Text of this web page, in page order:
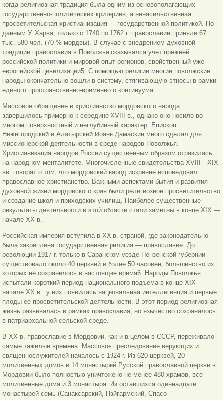
когда религиозная традиция была одним из основополагающих
государственно-политических критериев, а ненасильственная
просветительская христианизация — государственной политикой. По
данным У. Харва, только с 1740 по 1762 г. православие приняли 67
тыс. 580 чел. (70 % мордвы). В случае с внедрением духовной
традиции православия в Поволжье сказывался учет прежней
российской политики и мировой опыт регионов, свойственный уже
европейской цивилизации5. С помощью религии многие поволжские
народы окончательно вошли в систему, стягивающую этносы в рамки
единого пространственно-временного континуума.
Массовое обращение в христианство мордовского народа
завершилось примерно к середине XVIII в., однако оно носило во
многом поверхностный и неглубинный характер. Епископ
Нижегородский и Алатырский Иоанн Дамаскин много сделал для
миссионерской деятельности в среде народов Поволжья.
Христианизация народов России существенным образом отразилась
на народном менталитете. Многочисленные свидетельства XVIII—XIX
вв. говорят о том, что мордовский народ искренне исповедовал
православное христианство. Важными аспектами бытия и развития
духовной жизни мордовского края были религиозное просветительство
и создание школ и приходских училищ. Наиболее существенные
результаты деятельности в этой области стали заметны в конце XIX —
начале XX в.
Российская империя вступила в XX в. страной, где законодательно
была закреплена государственная религия — православие. До
революции 1917 г. только в Саранском уезде Пензенской губернии
существовало около 40 церквей и более 50 часовен, большинство из
которых не сохранилось в настоящее время6. Народы Поволжья
испытали короткий период национального подъема в конце XIX —
начале XX в.: у них появилась национальная интеллигенция и первые
плоды ее просветительской деятельности. В этот период религиозная
жизнь развивалась в рамках православия, но язычество сохранялось
в патриархальной сельской среде.
В XX в. православие в Мордовии, как и в целом в СССР, переживало
самые тяжелые времена. Массовое преследование верующих и
священнослужителей началось с 1924 г. Из 620 церквей, 20
молитвенных домов и 14 монастырей Русской православной церкви в
Мордовии было полностью уничтожено не менее 480 храмов, все
молитвенные дома и 3 монастыря. Из оставшихся одиннадцати
монастырей семь (Санаксарский, Пайгармский, Спасо-